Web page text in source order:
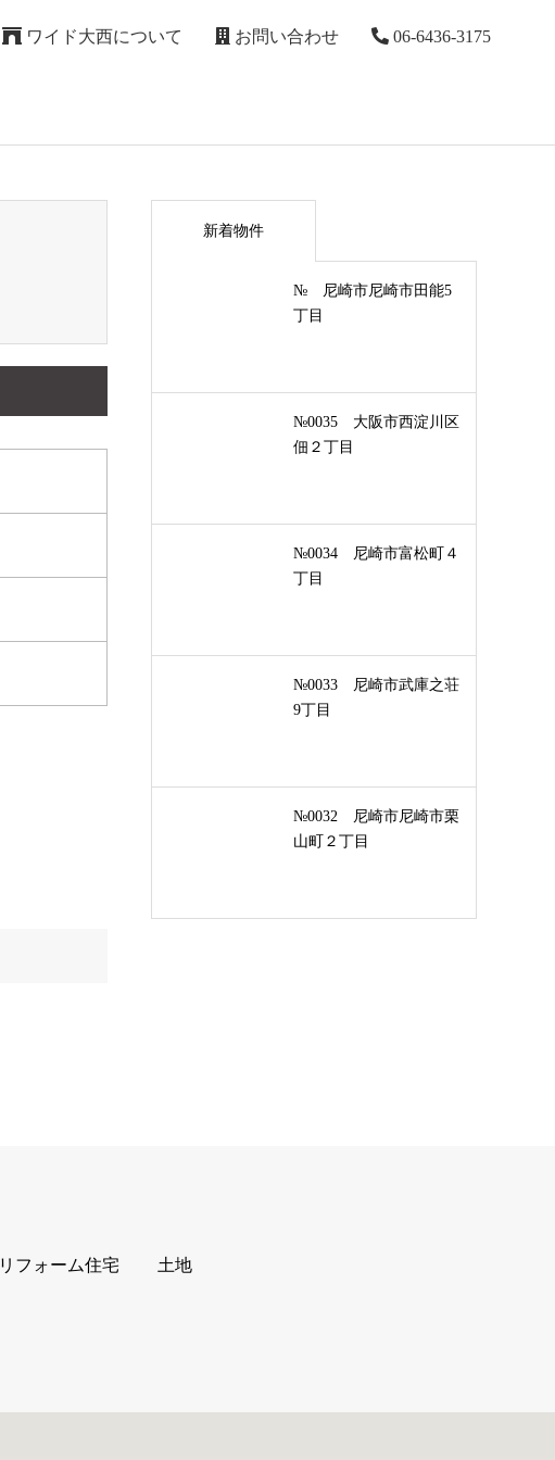
ワイド大西について お問い合わせ 06-6436-3175
新着物件
№ 尼崎市尼崎市田能5
丁目
№0035 大阪市西淀川区
佃２丁目
№0034 尼崎市富松町４
丁目
№0033 尼崎市武庫之荘
9丁目
№0032 尼崎市尼崎市栗
山町２丁目
リフォーム住宅 土地